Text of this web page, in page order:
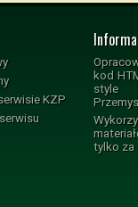
KZP
kod
style
tylko za